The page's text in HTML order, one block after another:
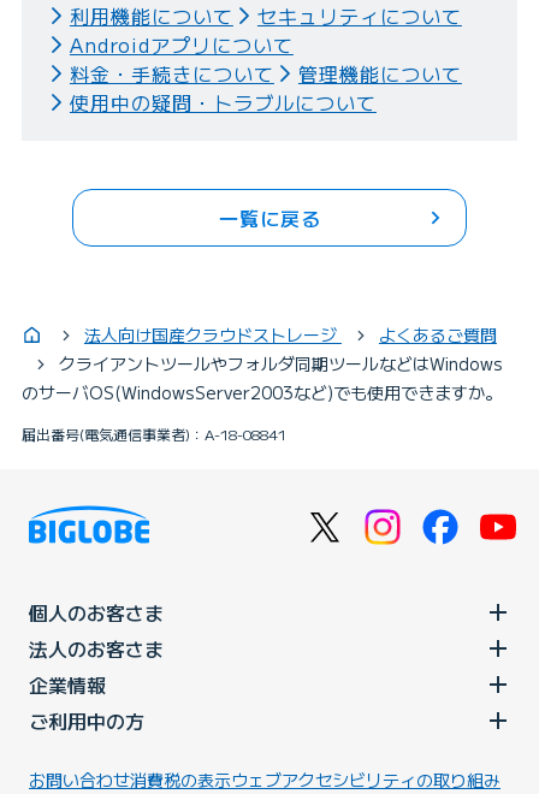
利用機能について
セキュリティについて
Androidアプリについて
料金・手続きについて
管理機能について
使用中の疑問・トラブルについて
一覧に戻る
法人向け国産クラウドストレージ
よくあるご質問
クライアントツールやフォルダ同期ツールなどはWindows
のサーバOS(WindowsServer2003など)でも使用できますか。
届出番号(電気通信事業者)：A-18-08841
個人のお客さま
法人のお客さま
企業情報
ご利用中の方
お問い合わせ消費税の表示ウェブアクセシビリティの取り組み